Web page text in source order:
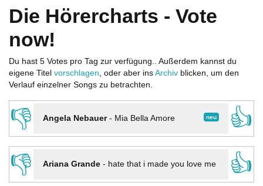
Die Hörercharts - Vote
now!
Du hast 5 Votes pro Tag zur verfügung.. Außerdem kannst du
eigene Titel vorschlagen, oder aber ins Archiv blicken, um den
Verlauf einzelner Songs zu betrachten.
👎 neu
Angela Nebauer- Mia Bella Amore
👍
👎
Ariana Grande- hate that i made you love me
👍